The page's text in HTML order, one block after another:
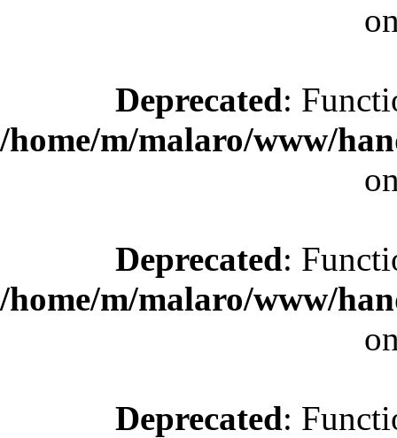
Deprecated:
/home/m/malaro/www/
Deprecated:
/home/m/malaro/www/
Deprecated: